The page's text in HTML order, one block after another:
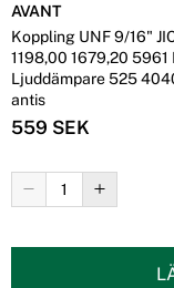
AVANT
Koppling UNF 9/16"
1198,00 1679,20 5961
Ljuddämpare 525
antis
559 SEK